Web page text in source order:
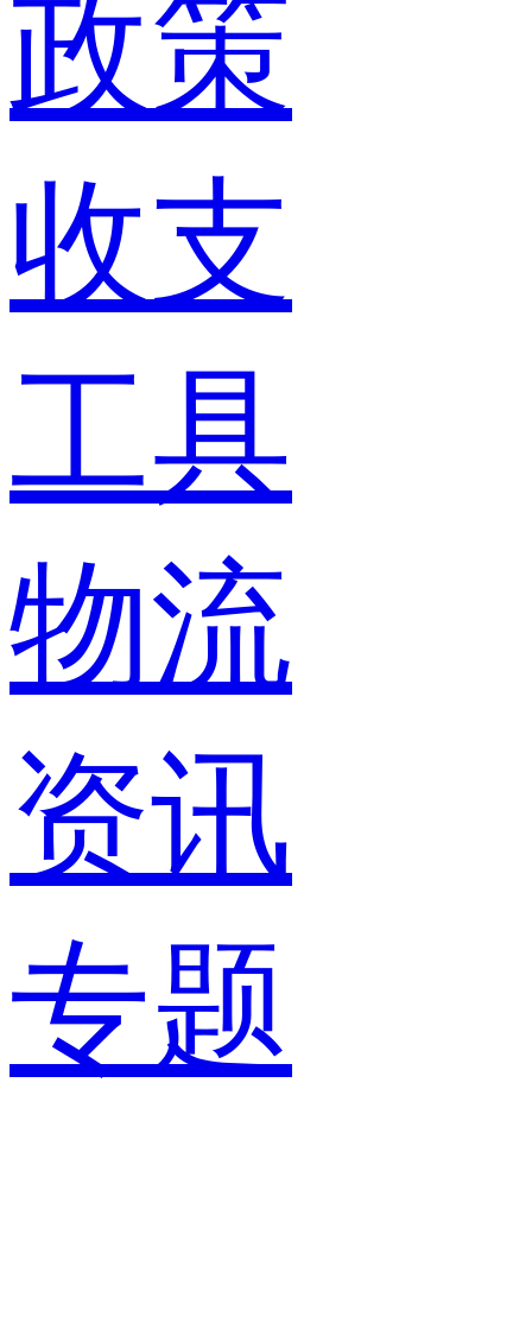
政策
收支
工具
物流
资讯
专题